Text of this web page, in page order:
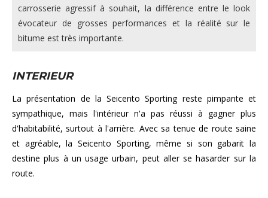
carrosserie agressif à souhait, la différence entre le look
évocateur de grosses performances et la réalité sur le
bitume est très importante.
INTERIEUR
La présentation de la Seicento Sporting reste pimpante et
sympathique, mais l'intérieur n'a pas réussi à gagner plus
d'habitabilité, surtout à l'arrière. Avec sa tenue de route saine
et agréable, la Seicento Sporting, même si son gabarit la
destine plus à un usage urbain, peut aller se hasarder sur la
route.